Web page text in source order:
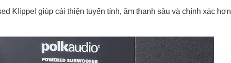
Klippel giúp cải thiện tuyến tính, âm thanh sâu và chính xác hơn